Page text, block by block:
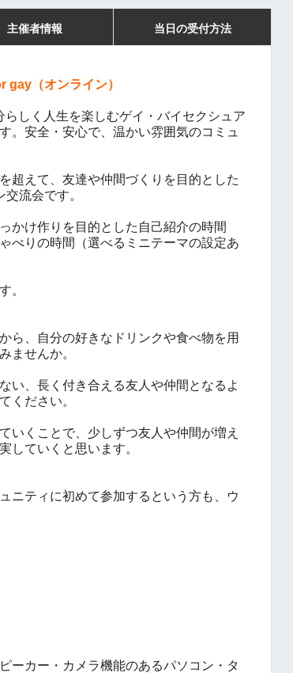
主催者情報 当日の受付方法
（オンライン）
らしく人生を楽しむゲイ・バイセクシュア
。安全・安心で、温かい雰囲気のコミュ
超えて、友達や仲間づくりを目的とした
流会です。
かけ作りを目的とした自己紹介の時間
べりの時間（選べるミニテーマの設定あ
。
ら、自分の好きなドリンクや食べ物を用
ませんか。
い、長く付き合える友人や仲間となるよ
ください。
いくことで、少しずつ友人や仲間が増え
していくと思います。
ニティに初めて参加するという方も、ウ
ーカー・ カメラ機能のあるパソコン・タ